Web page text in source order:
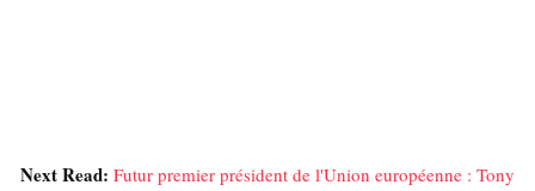
Next Read: Futur premier président de l'Union européenne : Tony